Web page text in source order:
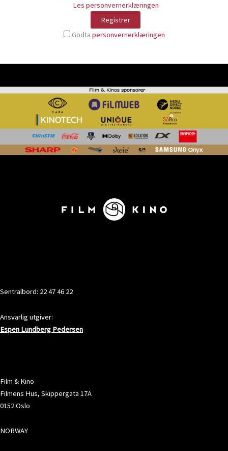
Les personvernerklæringen
Godta personvernerklæringen
Sentralbord: 22 47 46 22
Ansvarlig utgiver:
Espen Lundberg Pedersen
Film & Kino
Filmens Hus, Skippergata 17A
0152 Oslo
NORWAY